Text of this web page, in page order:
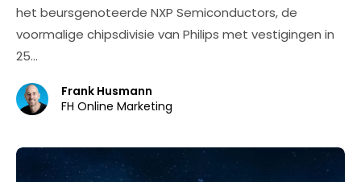
het beursgenoteerde NXP Semiconductors, de
voormalige chipsdivisie van Philips met vestigingen in
25…
Frank Husmann
FH Online Marketing